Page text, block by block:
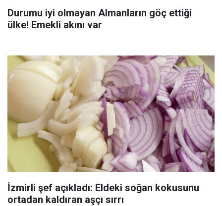
Durumu iyi olmayan Almanların göç ettiği
ülke! Emekli akını var
İzmirli şef açıkladı: Eldeki soğan kokusunu
ortadan kaldıran aşçı sırrı